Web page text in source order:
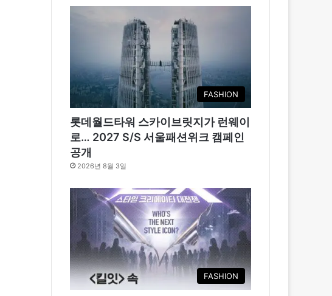
FASHION
롯데월드타워 스카이브릿지가 런웨이
로… 2027 S/S 서울패션위크 캠페인
공개
2026년 8월 3일
FASHION